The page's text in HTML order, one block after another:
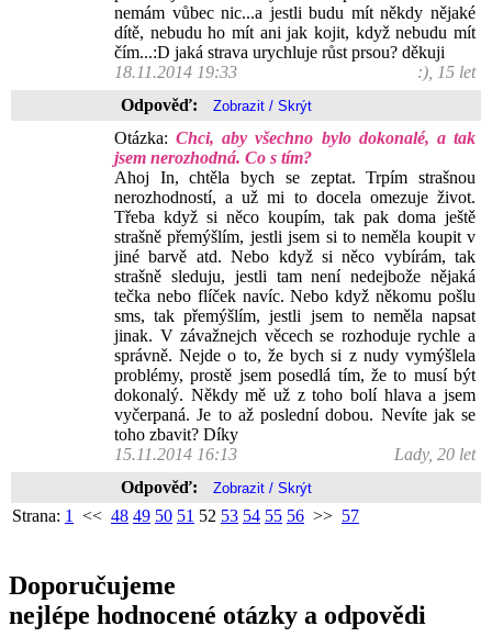
nemám vůbec nic...a jestli budu mít někdy nějaké
dítě, nebudu ho mít ani jak kojit, když nebudu mít
čím...:D jaká strava urychluje růst prsou? děkuji
18.11.2014 19:33
:), 15 let
Odpověď:
Otázka:Chci, aby všechno bylo dokonalé, a tak
jsem nerozhodná. Co s tím?
Ahoj In, chtěla bych se zeptat. Trpím strašnou
nerozhodností, a už mi to docela omezuje život.
Třeba když si něco koupím, tak pak doma ještě
strašně přemýšlím, jestli jsem si to neměla koupit v
jiné barvě atd. Nebo když si něco vybírám, tak
strašně sleduju, jestli tam není nedejbože nějaká
tečka nebo flíček navíc. Nebo když někomu pošlu
sms, tak přemýšlím, jestli jsem to neměla napsat
jinak. V závažnejch věcech se rozhoduje rychle a
správně. Nejde o to, že bych si z nudy vymýšlela
problémy, prostě jsem posedlá tím, že to musí být
dokonalý. Někdy mě už z toho bolí hlava a jsem
vyčerpaná. Je to až poslední dobou. Nevíte jak se
toho zbavit? Díky
15.11.2014 16:13
Lady, 20 let
Odpověď:
Strana: 1 << 48 49 50 51 52 53 54 55 56 >> 57
Doporučujeme
nejlépe hodnocené otázky a odpovědi